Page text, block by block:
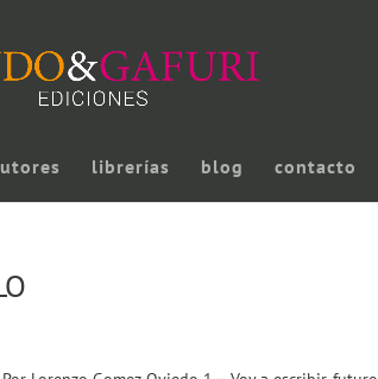
librerías blog contacto